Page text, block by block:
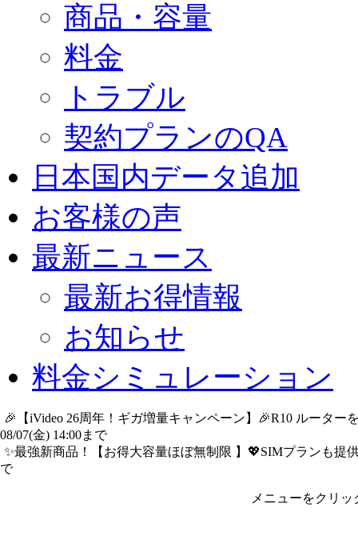
商品・容量
料金
トラブル
契約プランのQA
日本国内データ追加
お客様の声
最新ニュース
最新お得情報
お知らせ
料金シミュレーション
🎉【iVideo 26周年！ギガ増量キャンペーン】🎉R10 ルータ
08/07(金) 14:00まで
✨️最強新商品！【お得大容量ほぼ無制限 】💖SIMプランも提
で
メニューをクリ